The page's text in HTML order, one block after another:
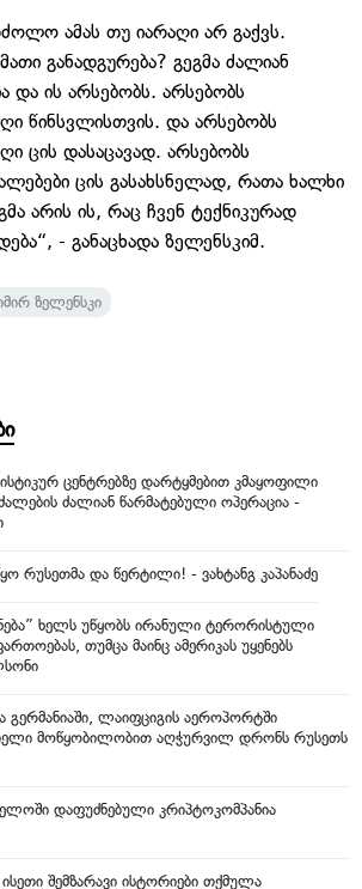
ამას თუ იარაღი არ გაქვს.
განადგურება? გეგმა ძალიან
და ის არსებობს. არსებობს
წინსვლისთვის. და არსებობს
ცის დასაცავად. არსებობს
ცის გასახსნელად, რათა ხალხი
არის ის, რაც ჩვენ ტექნიკურად
- განაცხადა ზელენსკიმ.
ზელენსკი
ცენტრებზე დარტყმებით კმაყოფილი
ძალიან წარმატებული ოპერაცია -
რუსეთმა და წერტილი! - ვახტანგ კაპანაძე
ხელს უწყობს ირანული ტერორისტული
თუმცა მაინც ამერიკას უყენებს
გერმანიაში, ლაიფციგის აეროპორტში
მოწყობილობით აღჭურვილ დრონს რუსეთს
დაფუძნებული კრიპტოკომპანია
ისეთი შემზარავი ისტორიები თქმულა